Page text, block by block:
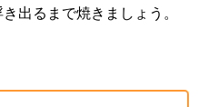
出るまで焼きましょう。